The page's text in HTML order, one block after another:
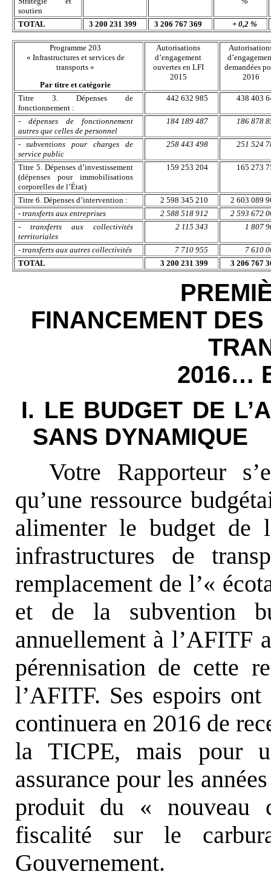
soutien
TOTAL 3 200 231 399 3 206 767 369 + 0,2 %
Programme 203
« Infrastructures et services de
transports »
Par titre et catégorie
Autorisations
d’engagement
ouvertes en LFI
2015
demandées
2016
Titre 3. Dépenses de
fonctionnement :
442 632 985 438 403
- dépenses de fonctionnement
autres que celles de personnel
184 189 487 186 878
- subventions pour charges de
service public
258 443 498 251 524
Titre 5. Dépenses d’investissement
(dépenses pour immobilisations
corporelles de l’État)
159 253 204 165 273
Titre 6. Dépenses d’intervention : 2 598 345 210
2 603 089
- transferts aux entreprises
2 588 518 912
2 593 672
- transferts aux collectivités
territoriales
2 115 343 1 807
- transferts aux autres collectivités 7 710 955
7 610
TOTAL
3 200 231 399 3 206 767
FINANCEMENT
2016…
I. LE BUDGET DE
SANS DYNAMIQUE
Votre Rapporteur
qu’une ressource
alimenter le budget de
infrastructures de
remplacement de l’«
et de la subvention
annuellement à l’AFITF
pérennisation de cette
l’AFITF. Ses espoirs
continuera en 2016 de
la TICPE, mais pour
assurance pour les
produit du « nouveau
fiscalité sur le
Gouvernement.